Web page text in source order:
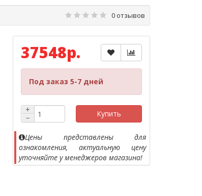
0 отзывов
37548р.
Под заказ 5-7 дней
+
−
Купить
Цены представлены для
ознакомления, актуальную цену
уточняйте у менеджеров магазина!